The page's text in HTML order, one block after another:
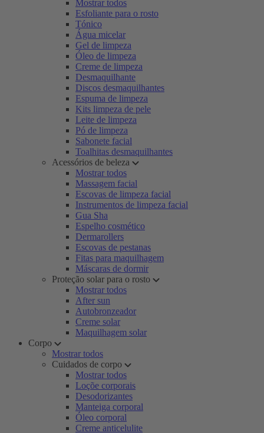
Mostrar todos
Esfoliante para o rosto
Tónico
Água micelar
Gel de limpeza
Óleo de limpeza
Creme de limpeza
Desmaquilhante
Discos desmaquilhantes
Espuma de limpeza
Kits limpeza de pele
Leite de limpeza
Pó de limpeza
Sabonete facial
Toalhitas desmaquilhantes
Acessórios de beleza
Mostrar todos
Massagem facial
Escovas de limpeza facial
Instrumentos de limpeza facial
Gua Sha
Espelho cosmético
Dermarollers
Escovas de pestanas
Fitas para maquilhagem
Máscaras de dormir
Proteção solar para o rosto
Mostrar todos
After sun
Autobronzeador
Creme solar
Maquilhagem solar
Corpo
Mostrar todos
Cuidados de corpo
Mostrar todos
Loçõe corporais
Desodorizantes
Manteiga corporal
Óleo corporal
Creme anticelulite